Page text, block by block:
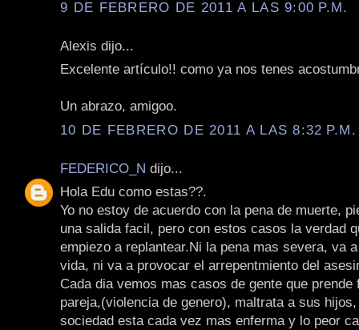
9 DE FEBRERO DE 2011 A LAS 9:00 P.M.
Alexis dijo...
Excelente artículo!! como ya nos tenes
Un abrazo, amigoo.
10 DE FEBRERO DE 2011 A LAS 8:32 P.M.
FEDERICO_N dijo...
Hola Edu como estas??.
Yo no estoy de acuerdo con la pena de muerte,
una salida facil, pero con estos casos la verdad
empiezo a replantear.Ni la pena mas severa, va
vida, ni va a provocar el arrepentmiento del
Cada dia vemos mas casos de gente que prende
pareja,(violencia de genero), maltrata a sus
sociedad esta cada vez mas enferma y lo peor